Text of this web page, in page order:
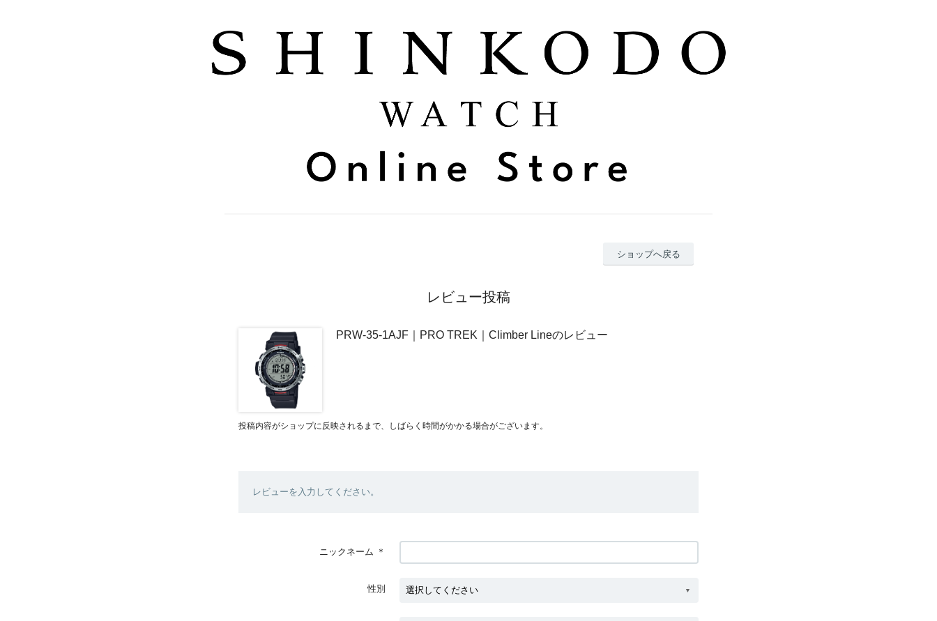
ショップへ戻る
レビュー投稿
PRW-35-1AJF｜PRO TREK｜Climber Lineのレビュー
投稿内容がショップに反映されるまで、しばらく時間がかかる場合がございます。
レビューを入力してください。
ニックネーム ＊
性別